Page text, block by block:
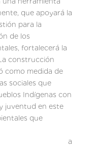
que apoyará la
para la
de los
fortalecerá la
construcción
como medida de
sociales que
Indígenas con
juventud en este
que